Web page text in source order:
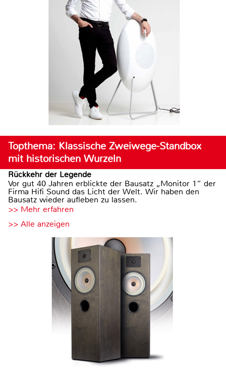
Topthema: Klassische Zweiwege-Standbox
mit historischen Wurzeln
Rückkehr der Legende
Vor gut 40 Jahren erblickte der Bausatz „Monitor 1“ der
Firma Hifi Sound das Licht der Welt. Wir haben den
Bausatz wieder aufleben zu lassen.
>> Mehr erfahren
>> Alle anzeigen